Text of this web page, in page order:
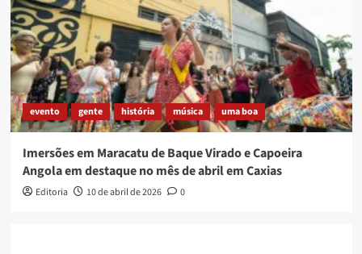
evento gente história música uma boa
Imersões em Maracatu de Baque Virado e Capoeira
Angola em destaque no mês de abril em Caxias
Editoria 10 de abril de 2026 0